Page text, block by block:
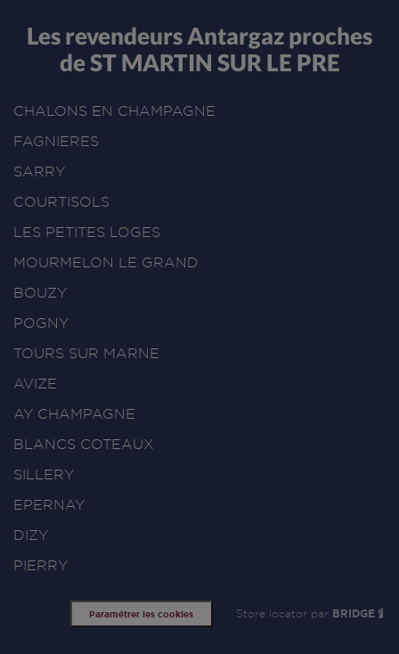
Les revendeurs Antargaz proches
de ST MARTIN SUR LE PRE
CHALONS EN CHAMPAGNE
FAGNIERES
SARRY
COURTISOLS
LES PETITES LOGES
MOURMELON LE GRAND
BOUZY
POGNY
TOURS SUR MARNE
AVIZE
AY CHAMPAGNE
BLANCS COTEAUX
SILLERY
EPERNAY
DIZY
PIERRY
Paramétrer les cookies Store locator par BRIDGE